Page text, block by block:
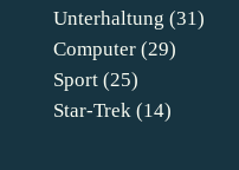
Unterhaltung (31)
Computer (29)
Sport (25)
Star-Trek (14)